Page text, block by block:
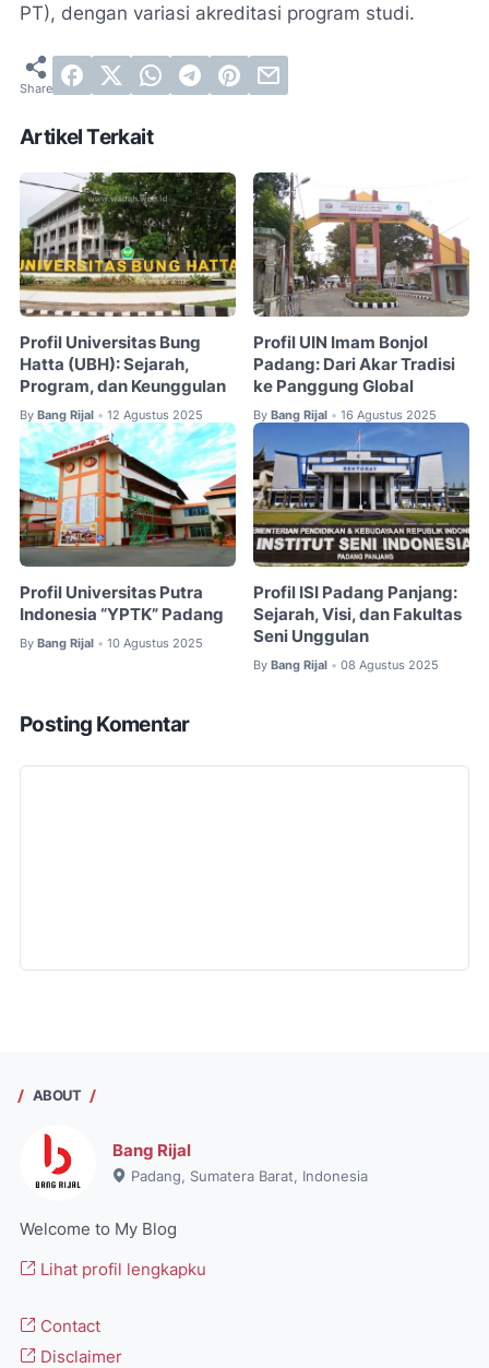
PT), dengan variasi akreditasi program studi.
Artikel Terkait
Profil Universitas Bung
Hatta (UBH): Sejarah,
Program, dan Keunggulan
By Bang Rijal • 12 Agustus 2025
Profil UIN Imam Bonjol
Padang: Dari Akar Tradisi
ke Panggung Global
By Bang Rijal • 16 Agustus 2025
Profil Universitas Putra
Indonesia “YPTK” Padang
By Bang Rijal • 10 Agustus 2025
Profil ISI Padang Panjang:
Sejarah, Visi, dan Fakultas
Seni Unggulan
By Bang Rijal • 08 Agustus 2025
Posting Komentar
ABOUT
Bang Rijal
Padang, Sumatera Barat, Indonesia
Welcome to My Blog
Lihat profil lengkapku
Contact
Disclaimer